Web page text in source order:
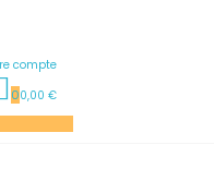
compte
00,00 €